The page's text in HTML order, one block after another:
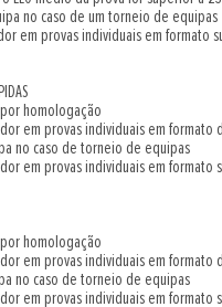
no caso de um torneio de equipas
em provas individuais em formato
homologação
em provas individuais em formato
no caso de torneio de equipas
em provas individuais em formato
homologação
em provas individuais em formato
no caso de torneio de equipas
em provas individuais em formato